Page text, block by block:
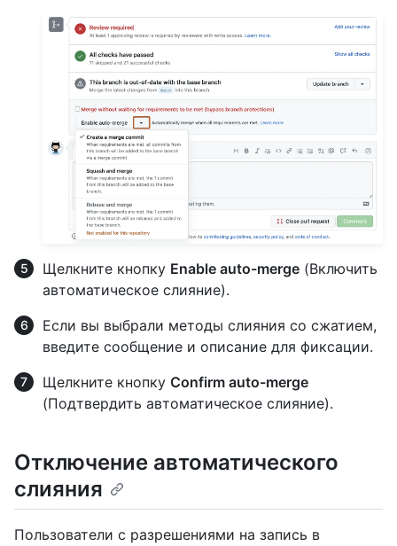
Щелкните кнопку Enable auto-merge (Включить
автоматическое слияние).
Если вы выбрали методы слияния со сжатием,
введите сообщение и описание для фиксации.
Щелкните кнопку Confirm auto-merge
(Подтвердить автоматическое слияние).
Отключение автоматического
слияния
Пользователи с разрешениями на запись в